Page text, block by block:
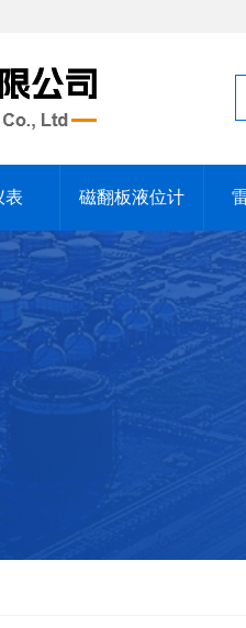
表 磁翻板液位计